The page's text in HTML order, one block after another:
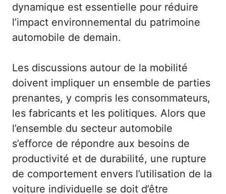
dynamique est essentielle pour réduire
l’impact environnemental du patrimoine
automobile de demain.
Les discussions autour de la mobilité
doivent impliquer un ensemble de parties
prenantes, y compris les consommateurs,
les fabricants et les politiques. Alors que
l’ensemble du secteur automobile
s’efforce de répondre aux besoins de
productivité et de durabilité, une rupture
de comportement envers l’utilisation de la
voiture individuelle se doit d’être